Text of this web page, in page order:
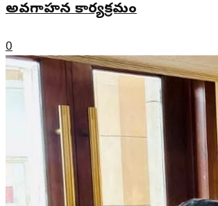
అవగాహన కార్యక్రమం
0